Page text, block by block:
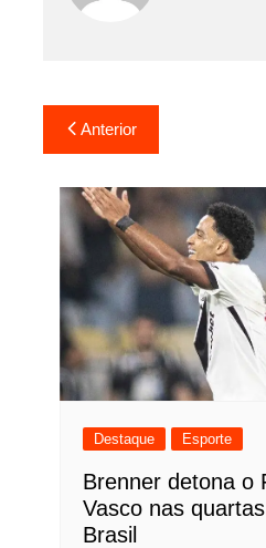
Navegação
de
Post
Anterior
Destaque Esporte
Brenner detona o
Vasco nas
Brasil